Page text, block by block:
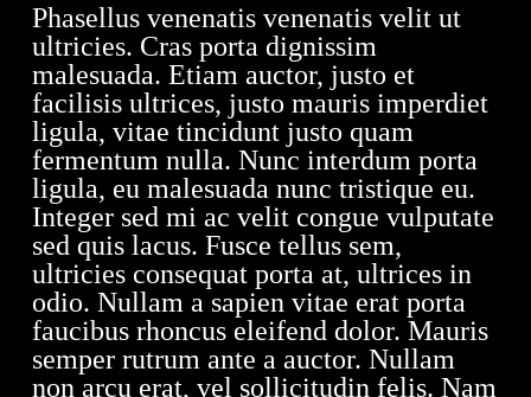
Phasellus venenatis venenatis velit ut
ultricies. Cras porta dignissim
malesuada. Etiam auctor, justo et
facilisis ultrices, justo mauris imperdiet
ligula, vitae tincidunt justo quam
fermentum nulla. Nunc interdum porta
ligula, eu malesuada nunc tristique eu.
Integer sed mi ac velit congue vulputate
sed quis lacus. Fusce tellus sem,
ultricies consequat porta at, ultrices in
odio. Nullam a sapien vitae erat porta
faucibus rhoncus eleifend dolor. Mauris
semper rutrum ante a auctor. Nullam
non arcu erat, vel sollicitudin felis. Nam